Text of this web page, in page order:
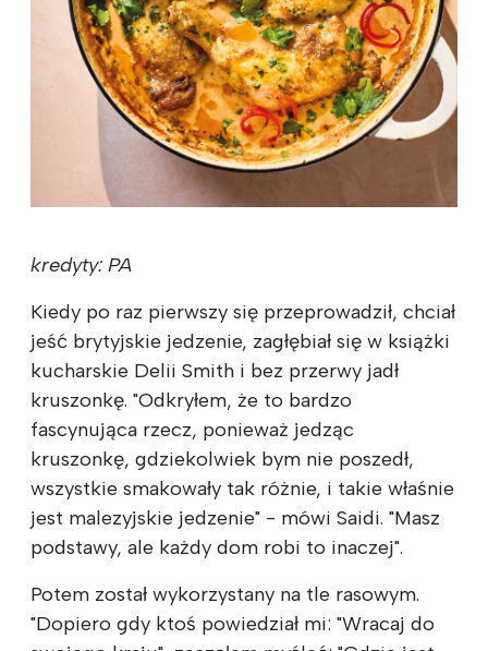
kredyty: PA
Kiedy po raz pierwszy się przeprowadził, chciał
jeść brytyjskie jedzenie, zagłębiał się w książki
kucharskie Delii Smith i bez przerwy jadł
kruszonkę. "Odkryłem, że to bardzo
fascynująca rzecz, ponieważ jedząc
kruszonkę, gdziekolwiek bym nie poszedł,
wszystkie smakowały tak różnie, i takie właśnie
jest malezyjskie jedzenie" - mówi Saidi. "Masz
podstawy, ale każdy dom robi to inaczej".
Potem został wykorzystany na tle rasowym.
"Dopiero gdy ktoś powiedział mi: "Wracaj do